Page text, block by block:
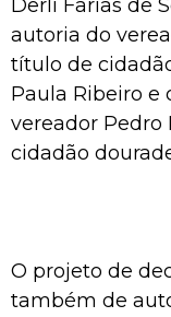
Derli Farias de
autoria do
título de
Paula Ribeiro e
vereador Pedro
cidadão
O projeto de
também de